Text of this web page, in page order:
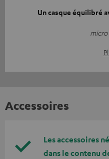
Un casque équilibré
micro
Accessoires
Les accessoires
dans le contenu